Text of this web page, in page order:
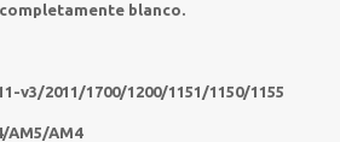
blanco.
v3/2011/1700/1200/1151/1150/1155
AM5/AM4